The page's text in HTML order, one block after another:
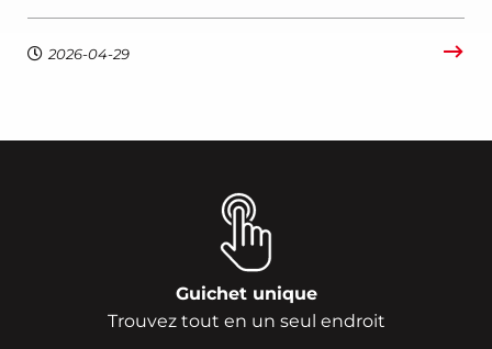
2026-04-29
Guichet unique
Trouvez tout en un seul endroit